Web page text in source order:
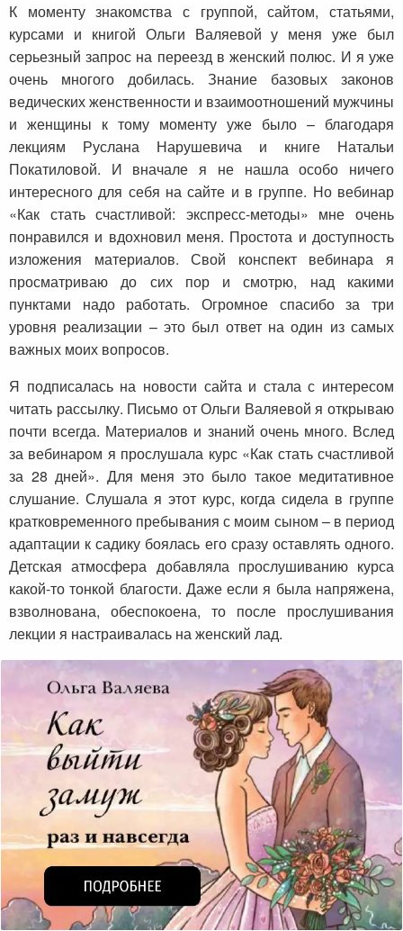
К моменту знакомства с группой, сайтом, статьями,
курсами и книгой Ольги Валяевой у меня уже был
серьезный запрос на переезд в женский полюс. И я уже
очень многого добилась. Знание базовых законов
ведических женственности и взаимоотношений мужчины
и женщины к тому моменту уже было – благодаря
лекциям Руслана Нарушевича и книге Натальи
Покатиловой. И вначале я не нашла особо ничего
интересного для себя на сайте и в группе. Но вебинар
«Как стать счастливой: экспресс-методы» мне очень
понравился и вдохновил меня. Простота и доступность
изложения материалов. Свой конспект вебинара я
просматриваю до сих пор и смотрю, над какими
пунктами надо работать. Огромное спасибо за три
уровня реализации – это был ответ на один из самых
важных моих вопросов.
Я подписалась на новости сайта и стала с интересом
читать рассылку. Письмо от Ольги Валяевой я открываю
почти всегда. Материалов и знаний очень много. Вслед
за вебинаром я прослушала курс «Как стать счастливой
за 28 дней». Для меня это было такое медитативное
слушание. Слушала я этот курс, когда сидела в группе
кратковременного пребывания с моим сыном – в период
адаптации к садику боялась его сразу оставлять одного.
Детская атмосфера добавляла прослушиванию курса
какой-то тонкой благости. Даже если я была напряжена,
взволнована, обеспокоена, то после прослушивания
лекции я настраивалась на женский лад.